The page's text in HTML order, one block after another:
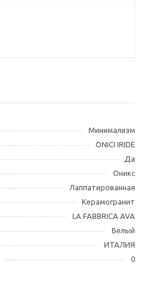
Минимализм
ONICI IRIDE
Да
Оникс
Лаппатированная
Керамогранит
LA FABBRICA AVA
Белый
ИТАЛИЯ
0